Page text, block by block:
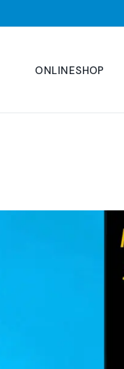
ONLINESHOP